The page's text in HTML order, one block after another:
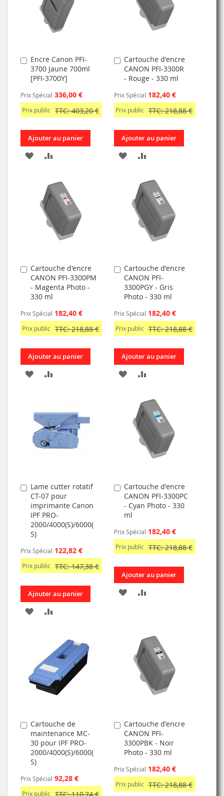
D’ENVIE
D’ENVIE
Encre Canon PFI-
3700 Jaune 700ml
[PFI-3700Y]
Prix Spécial 336,00 €
Prix public TTC: 403,20 €
Ajouter
au
panier
Ajouter au panier
AJOUTER
LISTE
D’ENVIE
COMPARATEUR
Cartouche d'encre
CANON PFI-3300R
- Rouge - 330 ml
Prix Spécial 182,40 €
Prix public TTC: 218,88 €
Ajouter
au
panier
Ajouter au panier
AJOUTER
MA
LISTE
D’ENVIE
COMPARATEUR
Cartouche d'encre
CANON PFI-3300PM
- Magenta Photo -
330 ml
Prix Spécial 182,40 €
Prix public TTC: 218,88 €
Ajouter
au
panier
Ajouter au panier
AJOUTER
LISTE
D’ENVIE
Cartouche d'encre
CANON PFI-
3300PGY - Gris
Photo - 330 ml
Prix Spécial 182,40 €
Prix public TTC: 218,88 €
Ajouter
au
panier
Ajouter au panier
AJOUTER
MA
LISTE
D’ENVIE
COMPARATEUR
Lame cutter rotatif
CT-07 pour
imprimante Canon
IPF PRO-
2000/4000(S)/6000(
S)
Prix Spécial 122,82 €
Prix public TTC: 147,38 €
Ajouter
au
panier
Ajouter au panier
AJOUTER
LISTE
D’ENVIE
COMPARATEUR
Cartouche d'encre
CANON PFI-3300PC
- Cyan Photo - 330
ml
Prix Spécial 182,40 €
Prix public TTC: 218,88 €
Ajouter
au
panier
Ajouter au panier
AJOUTER
LISTE
D’ENVIE
Cartouche de
maintenance MC-
30 pour IPF PRO-
2000/4000(S)/6000(
S)
Prix Spécial 92,28 €
Prix public TTC: 110,74 €
Ajouter
au
panier
Cartouche d'encre
CANON PFI-
3300PBK - Noir
Photo - 330 ml
Prix Spécial 182,40 €
Prix public TTC: 218,88 €
Ajouter
au
panier